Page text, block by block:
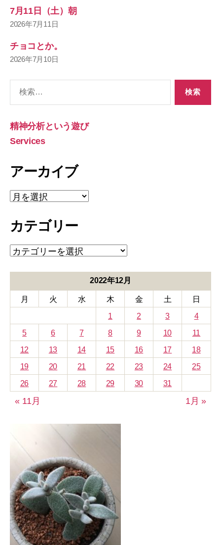
7月11日（土）朝
2026年7月11日
チョコとか。
2026年7月10日
象:
精神分析という遊び
Services
アーカイブ
ア
ー
イ
カテゴリー
カ
テ
ー
2022年12月
月 火 水 木 金 土
日
1
2 3
4
5
6 7 8 9 10
11
12
13 14 15 16 17
18
19
20 21 22 23 24
25
26
27 28 29 30 31
« 11月 1月 »